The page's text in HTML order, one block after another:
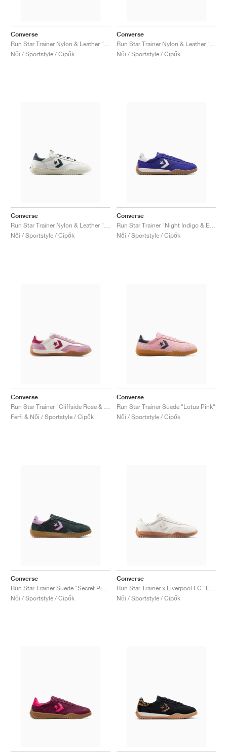
Converse
Női / Sportstyle / Cipők
Converse
Női / Sportstyle / Cipők
Converse
Női / Sportstyle / Cipők
Converse
Női / Sportstyle / Cipők
Converse
Férfi & Női / Sportstyle / Cipők
Converse
Run Star Trainer Suede "Lotus Pink"
Női / Sportstyle / Cipők
Converse
Női / Sportstyle / Cipők
Converse
Női / Sportstyle / Cipők